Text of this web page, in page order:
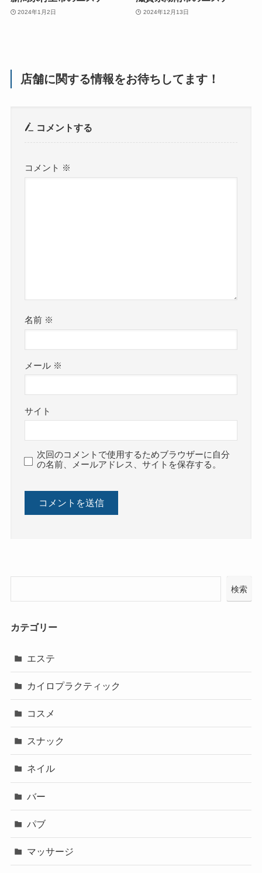
2024年1月2日 2024年12月13日
店舗に関する情報をお待ちしてます！
コメントする
コメント ※
名前 ※
メール ※
サイト
次回のコメントで使用するためブラウザーに自分
の名前、メールアドレス、サイトを保存する。
検索
カテゴリー
エステ
カイロプラクティック
コスメ
スナック
ネイル
バー
パブ
マッサージ